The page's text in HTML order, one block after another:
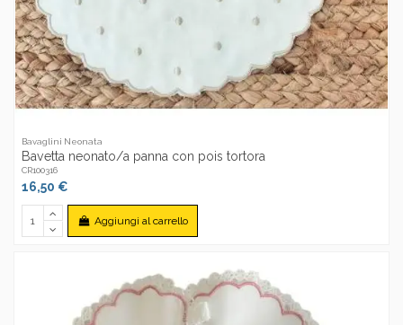
Bavaglini Neonata
Bavetta neonato/a panna con pois tortora
CR100316
16,50 €
Aggiungi al carrello